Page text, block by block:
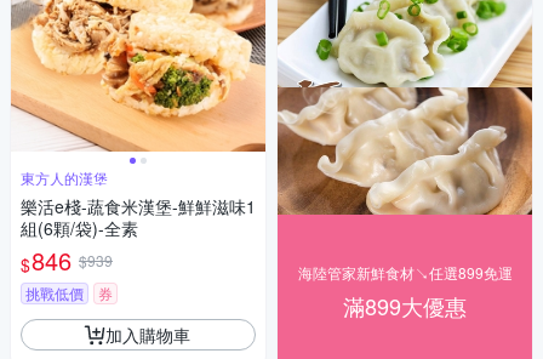
東方人的漢堡
樂活e棧-蔬食米漢堡-鮮鮮滋味1
組(6顆/袋)-全素
$846 $939
挑戰低價
券
加入購物車
海陸管家新鮮食材↘任選899免運
滿899大優惠